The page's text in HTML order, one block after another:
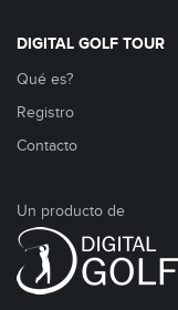
DIGITAL GOLF TOUR
Qué es?
Registro
Contacto
Un producto de